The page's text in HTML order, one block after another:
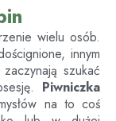
wielu osób.
innym
szukać
Piwniczka
na to coś